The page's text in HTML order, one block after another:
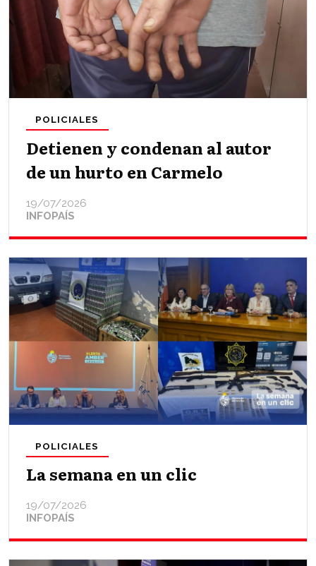
Detienen y condenan al autor
de un hurto en Carmelo
INFOPAÍS
POLICIALES
19/07/2026
La semana en un clic
INFOPAÍS
POLICIALES
19/07/2026